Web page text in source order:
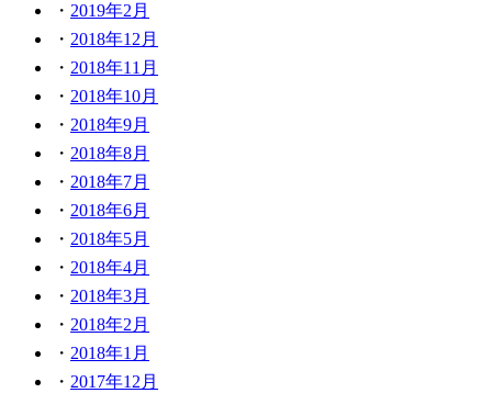
2019年2月
2018年12月
2018年11月
2018年10月
2018年9月
2018年8月
2018年7月
2018年6月
2018年5月
2018年4月
2018年3月
2018年2月
2018年1月
2017年12月